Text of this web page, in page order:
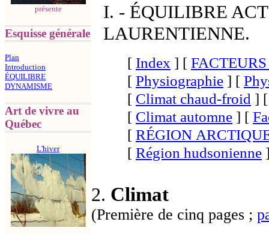
présente
Esquisse générale
Plan
Introduction
ÉQUILIBRE
DYNAMISME
Art de vivre au
Québec
L'hiver
I. - ÉQUILIBRE
LAURENTIENNE.
[ Index ] [
[ Physiographie ] [
[ Climat chaud-froid ]
[ Climat automne ] [
[ RÉGION
[ Région hudsonienne
2. Climat
(Première de cinq pages ;